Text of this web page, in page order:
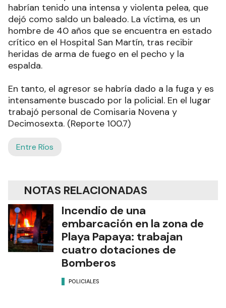
habrían tenido una intensa y violenta pelea, que
dejó como saldo un baleado. La víctima, es un
hombre de 40 años que se encuentra en estado
crítico en el Hospital San Martín, tras recibir
heridas de arma de fuego en el pecho y la
espalda.
En tanto, el agresor se habría dado a la fuga y es
intensamente buscado por la policial. En el lugar
trabajó personal de Comisaria Novena y
Decimosexta. (Reporte 100.7)
Entre Ríos
NOTAS RELACIONADAS
Incendio de una
embarcación en la zona de
Playa Papaya: trabajan
cuatro dotaciones de
Bomberos
POLICIALES